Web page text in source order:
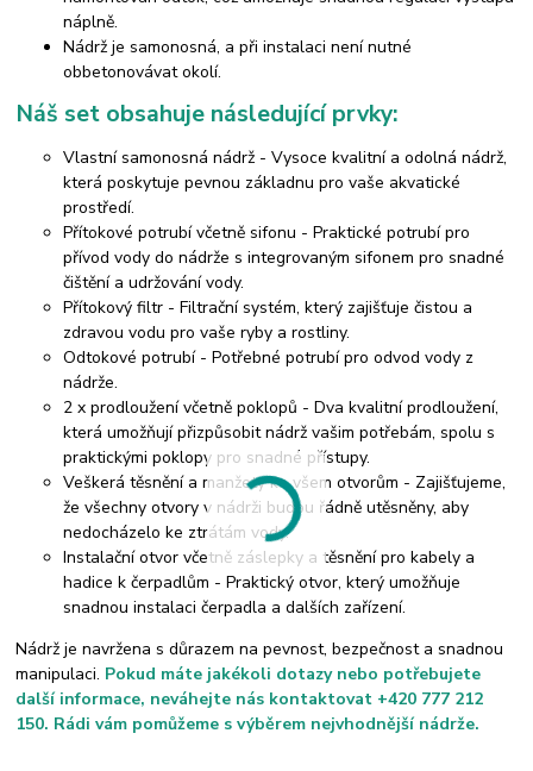
náplně.
Nádrž je samonosná, a při instalaci není nutné
obbetonovávat okolí.
Náš set obsahuje následující prvky:
Vlastní samonosná nádrž - Vysoce kvalitní a odolná nádrž,
která poskytuje pevnou základnu pro vaše akvatické
prostředí.
Přítokové potrubí včetně sifonu - Praktické potrubí pro
přívod vody do nádrže s integrovaným sifonem pro snadné
čištění a udržování vody.
Přítokový filtr - Filtrační systém, který zajišťuje čistou a
zdravou vodu pro vaše ryby a rostliny.
Odtokové potrubí - Potřebné potrubí pro odvod vody z
nádrže.
2 x prodloužení včetně poklopů - Dva kvalitní prodloužení,
která umožňují přizpůsobit nádrž vašim potřebám, spolu s
praktickými poklopy pro snadné přístupy.
Veškerá těsnění a manžety ke všem otvorům - Zajišťujeme,
že všechny otvory v nádrži budou řádně utěsněny, aby
nedocházelo ke ztrátám vody.
Instalační otvor včetně záslepky a těsnění pro kabely a
hadice k čerpadlům - Praktický otvor, který umožňuje
snadnou instalaci čerpadla a dalších zařízení.
Nádrž je navržena s důrazem na pevnost, bezpečnost a snadnou
manipulaci. Pokud máte jakékoli dotazy nebo potřebujete
další informace, neváhejte nás kontaktovat +420 777 212
150. Rádi vám pomůžeme s výběrem nejvhodnější nádrže.